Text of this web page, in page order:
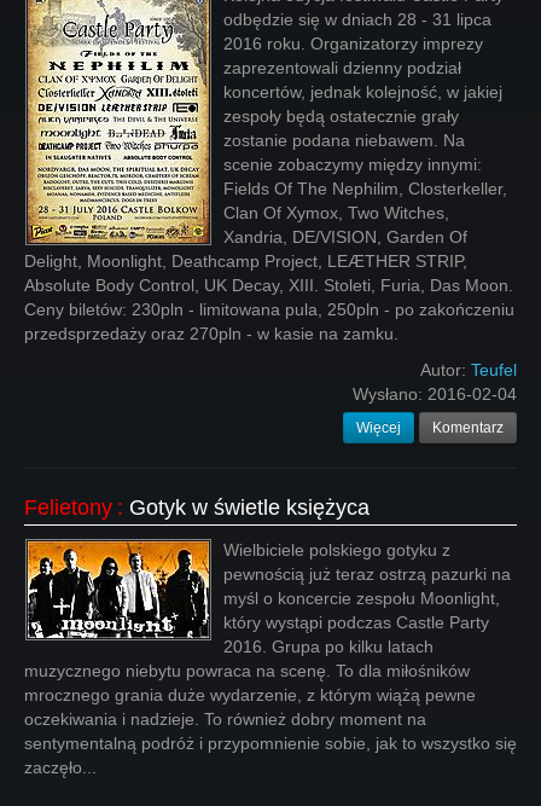
odbędzie się w dniach 28 - 31 lipca
2016 roku. Organizatorzy imprezy
zaprezentowali dzienny podział
koncertów, jednak kolejność, w jakiej
zespoły będą ostatecznie grały
zostanie podana niebawem. Na
scenie zobaczymy między innymi:
Fields Of The Nephilim, Closterkeller,
Clan Of Xymox, Two Witches,
Xandria, DE/VISION, Garden Of
Delight, Moonlight, Deathcamp Project, LEÆTHER STRIP,
Absolute Body Control, UK Decay, XIII. Stoleti, Furia, Das Moon.
Ceny biletów: 230pln - limitowana pula, 250pln - po zakończeniu
przedsprzedaży oraz 270pln - w kasie na zamku.
Autor: Teufel
Wysłano: 2016-02-04
Więcej Komentarz
Felietony : Gotyk w świetle księżyca
Wielbiciele polskiego gotyku z
pewnością już teraz ostrzą pazurki na
myśl o koncercie zespołu Moonlight,
który wystąpi podczas Castle Party
2016. Grupa po kilku latach
muzycznego niebytu powraca na scenę. To dla miłośników
mrocznego grania duże wydarzenie, z którym wiążą pewne
oczekiwania i nadzieje. To również dobry moment na
sentymentalną podróż i przypomnienie sobie, jak to wszystko się
zaczęło...